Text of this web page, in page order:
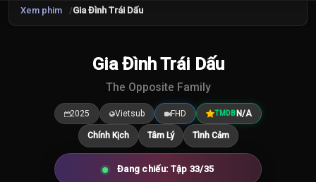
Xem phim Gia Đình Trái Dấu
Gia Đình Trái Dấu
The Opposite Family
2025 Vietsub FHD TMDB N/A
Chính Kịch Tâm Lý Tình Cảm
Đang chiếu: Tập 33/35